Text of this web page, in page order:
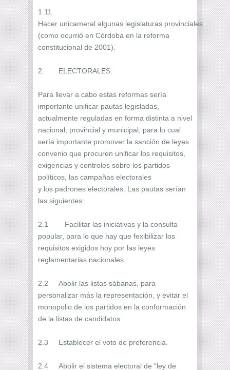
1.11
Hacer unicameral algunas legislaturas provinciales
(como ocurrió en Córdoba en la reforma
constitucional de 2001).
2. ELECTORALES:
Para llevar a cabo estas reformas sería
importante unificar pautas legisladas,
actualmente reguladas en forma distinta a nivel
nacional, provincial y municipal, para lo cual
sería importante promover la sanción de leyes
convenio que procuren unificar los requisitos,
exigencias y controles sobre los partidos
políticos, las campañas electorales
y los padrones electorales. Las pautas serían
las siguientes:
2.1 Facilitar las iniciativas y la consulta
popular, para lo que hay que fexibilizar los
requisitos exigidos hoy por las leyes
reglamentarias nacionales.
2.2 Abolir las listas sábanas, para
personalizar más la representación, y evitar el
monopolio de los partidos en la conformación
de la listas de candidatos.
2.3 Establecer el voto de preferencia.
2.4 Abolir el sistema electoral de “ley de